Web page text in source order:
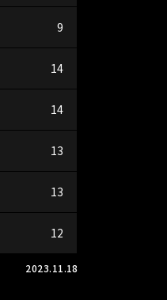
9
14
14
13
13
12
2023.11.18